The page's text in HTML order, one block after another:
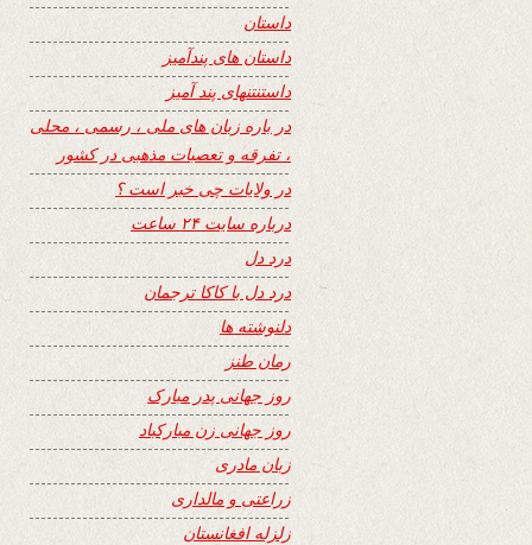
داستان
داستان های پندآمیز
داستنتنهای پند آمیز
در باره زبان های ملی ، رسمی ، محلی
، تفرقه و تعصبات مذهبی در کشور
در ولایات چی خبر است ؟
درباره سایت ۲۴ ساعت
درد دل
درد دل با کاکا ترجمان
دلنوشته ها
رمان طنز
روز جهانی پدر مبارک
روز جهانی زن مبارکباد
زبان مادری
زراعتی و مالداری
زلزله افغانستان